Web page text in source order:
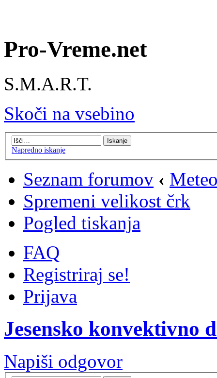
Pro-Vreme.net
S.M.A.R.T.
Skoči na vsebino
Napredno iskanje
Seznam forumov ‹
Spremeni velikost črk
Pogled tiskanja
FAQ
Registriraj se!
Prijava
Jesensko konvektivno
Napiši odgovor